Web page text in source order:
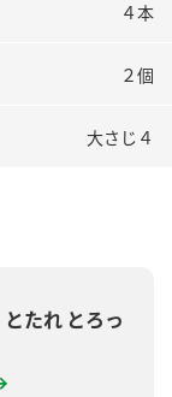
４本
２個
大さじ４
たれ とろっ